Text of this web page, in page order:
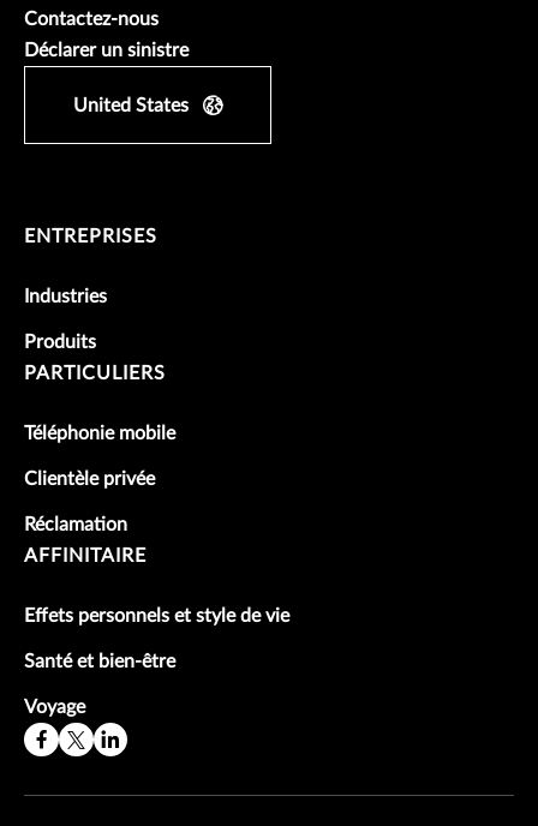
Contactez-nous
Déclarer un sinistre
United States
ENTREPRISES
Industries
Produits
PARTICULIERS
Téléphonie mobile
Clientèle privée
Réclamation
AFFINITAIRE
Effets personnels et style de vie
Santé et bien-être
Voyage